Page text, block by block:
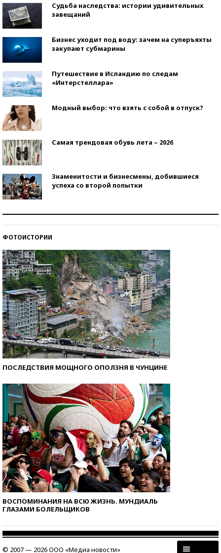
Судьба наследства: истории удивительных
завещаний
Бизнес уходит под воду: зачем на суперъяхты
закупают субмарины
Путешествие в Исландию по следам
«Интерстеллара»
Модный выбор: что взять с собой в отпуск?
Самая трендовая обувь лета – 2026
Знаменитости и бизнесмены, добившиеся
успеха со второй попытки
ФОТОИСТОРИИ
ПОСЛЕДСТВИЯ МОЩНОГО ОПОЛЗНЯ В ЧУНЦИНЕ
ВОСПОМИНАНИЯ НА ВСЮ ЖИЗНЬ. МУНДИАЛЬ
ГЛАЗАМИ БОЛЕЛЬЩИКОВ
© 2007 — 2026 ООО «Медиа новости»